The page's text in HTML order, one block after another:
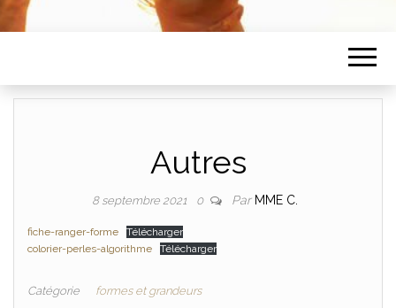
Autres
8 septembre 2021 0 Par MME C.
fiche-ranger-forme
Télécharger
colorier-perles-algorithme
Télécharger
Catégorie formes et grandeurs